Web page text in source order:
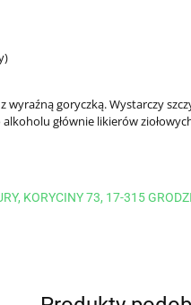
wyraźną goryczką. Wystarczy
głównie likierów
KORYCINY 73, 17-315